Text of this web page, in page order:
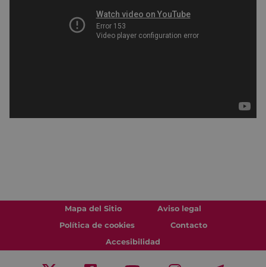
Mapa del Sitio
Aviso legal
Política de cookies
Contacto
Accesibilidad